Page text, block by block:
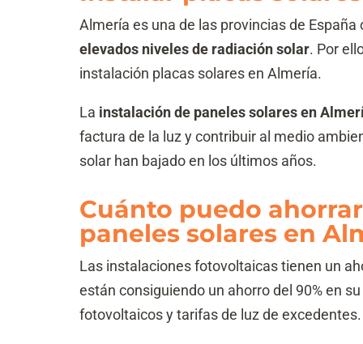
Almería es una de las provincias de
elevados niveles de radiación solar. Por
instalación placas solares en Almería.
La instalación de paneles solares en
factura de la luz y contribuir al medio
solar han bajado en los últimos años.
Cuánto puedo
paneles solares en
Las instalaciones fotovoltaicas tienen un
están consiguiendo un ahorro del 90% en
fotovoltaicos y tarifas de luz de excedentes.